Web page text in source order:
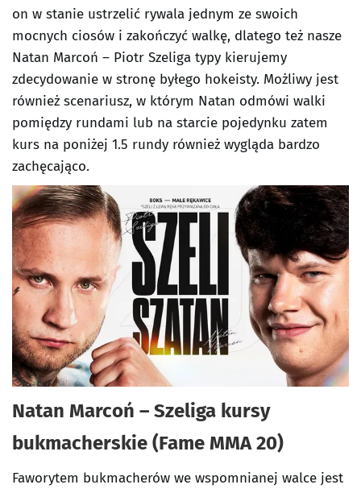
on w stanie ustrzelić rywala jednym ze swoich
mocnych ciosów i zakończyć walkę, dlatego też nasze
Natan Marcoń – Piotr Szeliga typy kierujemy
zdecydowanie w stronę byłego hokeisty. Możliwy jest
również scenariusz, w którym Natan odmówi walki
pomiędzy rundami lub na starcie pojedynku zatem
kurs na poniżej 1.5 rundy również wygląda bardzo
zachęcająco.
Natan Marcoń – Szeliga kursy
bukmacherskie (Fame MMA 20)
Faworytem bukmacherów we wspomnianej walce jest